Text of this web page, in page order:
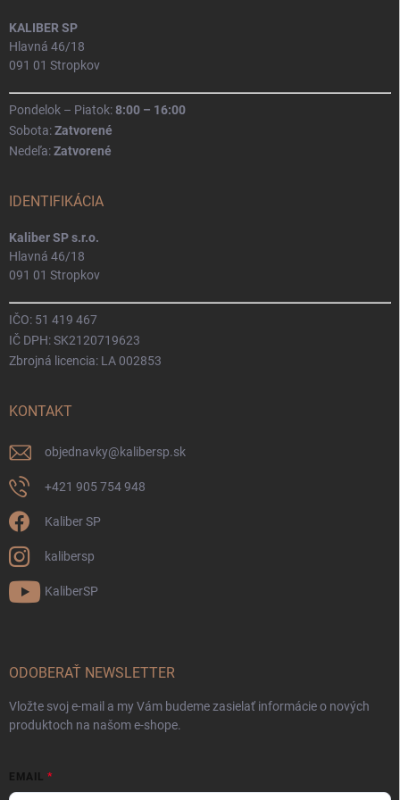
KALIBER SP
Hlavná 46/18
091 01 Stropkov
Pondelok – Piatok:8:00 – 16:00
Sobota:Zatvorené
Nedeľa:Zatvorené
IDENTIFIKÁCIA
Kaliber SP s.r.o.
Hlavná 46/18
091 01 Stropkov
IČO: 51 419 467
IČ DPH: SK2120719623
Zbrojná licencia: LA 002853
KONTAKT
objednavky@kalibersp.sk
+421 905 754 948
Kaliber SP
kalibersp
KaliberSP
ODOBERAŤ NEWSLETTER
Vložte svoj e-mail a my Vám budeme zasielať informácie o nových
produktoch na našom e-shope.
EMAIL